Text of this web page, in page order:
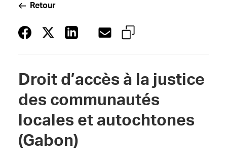
Retour
Droit d’accès à la justice
des communautés
locales et autochtones
(Gabon)